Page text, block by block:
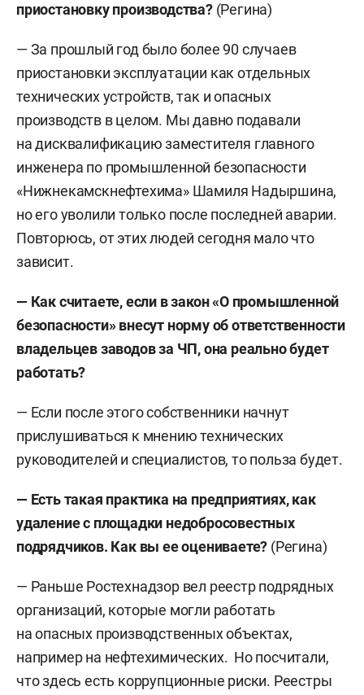
приостановку производства? (Регина)
— За прошлый год было более 90 случаев
приостановки эксплуатации как отдельных
технических устройств, так и опасных
производств в целом. Мы давно подавали
на дисквалификацию заместителя главного
инженера по промышленной безопасности
«Нижнекамскнефтехима» Шамиля Надыршина,
но его уволили только после последней аварии.
Повторюсь, от этих людей сегодня мало что
зависит.
— Как считаете, если в закон «О промышленной
безопасности» внесут норму об ответственности
владельцев заводов за ЧП, она реально будет
работать?
— Если после этого собственники начнут
прислушиваться к мнению технических
руководителей и специалистов, то польза будет.
— Есть такая практика на предприятиях, как
удаление с площадки недобросовестных
подрядчиков. Как вы ее оцениваете? (Регина)
— Раньше Ростехнадзор вел реестр подрядных
организаций, которые могли работать
на опасных производственных объектах,
например на нефтехимических. Но посчитали,
что здесь есть коррупционные риски. Реестры